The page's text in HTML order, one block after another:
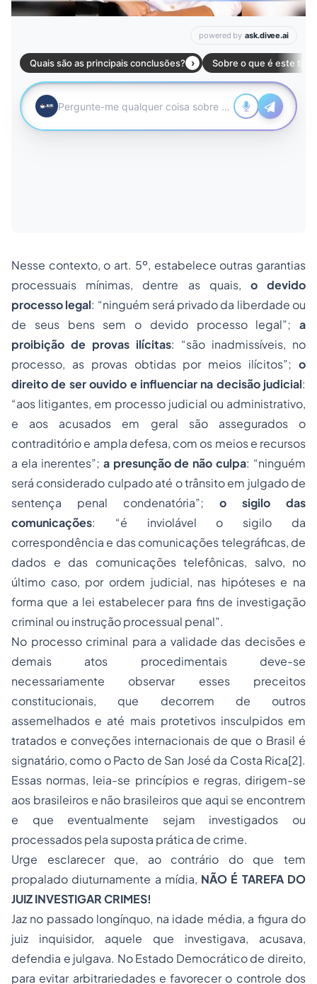
Nesse contexto, o art. 5º, estabelece outras garantias
processuais mínimas, dentre as quais, o devido
processo legal: “ninguém será privado da liberdade ou
de seus bens sem o devido processo legal”; a
proibição de provas ilícitas: “são inadmissíveis, no
processo, as provas obtidas por meios ilícitos”; o
direito de ser ouvido e influenciar na decisão judicial:
“aos litigantes, em processo judicial ou administrativo,
e aos acusados em geral são assegurados o
contraditório e ampla defesa, com os meios e recursos
a ela inerentes”; a presunção de não culpa: “ninguém
será considerado culpado até o trânsito em julgado de
sentença penal condenatória”; o sigilo das
comunicações: “é inviolável o sigilo da
correspondência e das comunicações telegráficas, de
dados e das comunicações telefônicas, salvo, no
último caso, por ordem judicial, nas hipóteses e na
forma que a lei estabelecer para fins de investigação
criminal ou instrução processual penal”.
No processo criminal para a validade das decisões e
demais atos procedimentais deve-se
necessariamente observar esses preceitos
constitucionais, que decorrem de outros
assemelhados e até mais protetivos insculpidos em
tratados e conveções internacionais de que o Brasil é
signatário, como o Pacto de San José da Costa Rica[2].
Essas normas, leia-se princípios e regras, dirigem-se
aos brasileiros e não brasileiros que aqui se encontrem
e que eventualmente sejam investigados ou
processados pela suposta prática de crime.
Urge esclarecer que, ao contrário do que tem
propalado diuturnamente a mídia, NÃO É TAREFA DO
JUIZ INVESTIGAR CRIMES!
Jaz no passado longínquo, na idade média, a figura do
juiz inquisidor, aquele que investigava, acusava,
defendia e julgava. No Estado Democrático de direito,
para evitar arbitrariedades e favorecer o controle dos